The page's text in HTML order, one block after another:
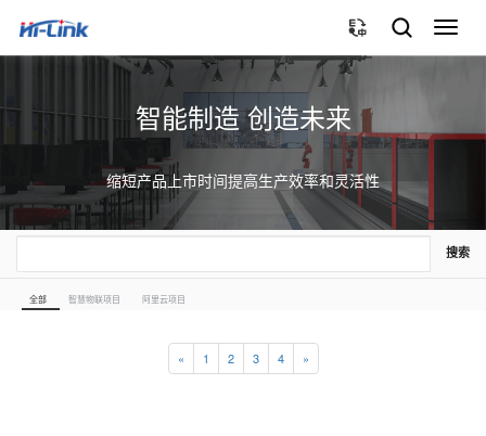
切
换
智能制造 创造未来
缩短产品上市时间提高生产效率和灵活性
搜索
全部 智慧物联项目 阿里云项目
« 1 2 3 4 »